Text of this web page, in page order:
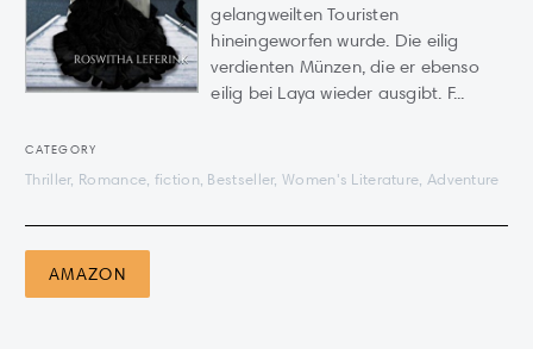
gelangweilten Touristen
hineingeworfen wurde. Die eilig
verdienten Münzen, die er ebenso
eilig bei Laya wieder ausgibt. F...
CATEGORY
Thriller, Romance, fiction, Bestseller, Women's Literature, Adventure
AMAZON